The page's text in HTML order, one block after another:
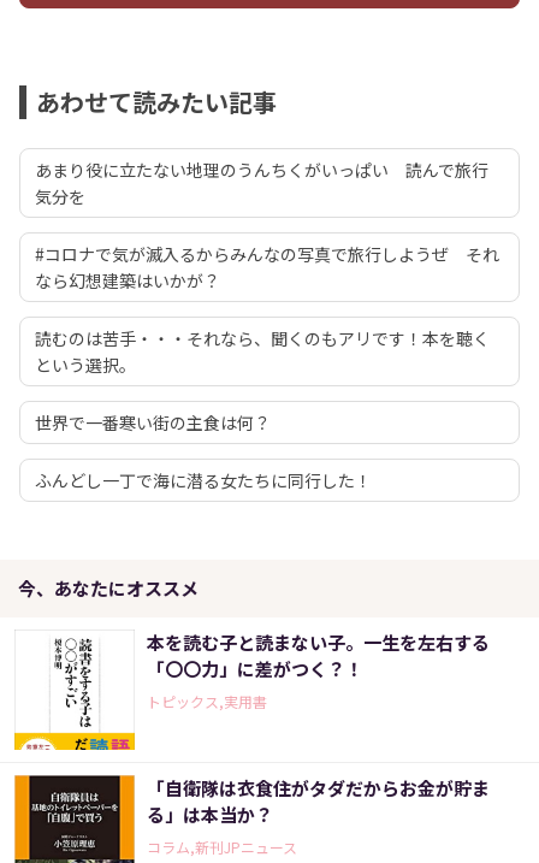
あわせて読みたい記事
あまり役に立たない地理のうんちくがいっぱい 読んで旅行
気分を
#コロナで気が滅入るからみんなの写真で旅行しようぜ それ
なら幻想建築はいかが？
読むのは苦手・・・それなら、聞くのもアリです！本を聴く
という選択。
世界で一番寒い街の主食は何？
ふんどし一丁で海に潜る女たちに同行した！
今、あなたにオススメ
本を読む子と読まない子。一生を左右する
「〇〇力」に差がつく？！
トピックス,実用書
「自衛隊は衣食住がタダだからお金が貯ま
る」は本当か？
コラム,新刊JPニュース